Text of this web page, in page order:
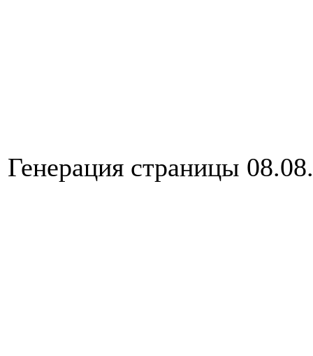
Генерация страницы